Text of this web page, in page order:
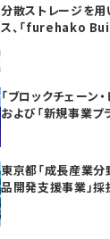
分散ストレージを
ス、「furehako
「ブロックチェーン
および「新規事業プ
東京都「成長産業
品開発支援事業」採